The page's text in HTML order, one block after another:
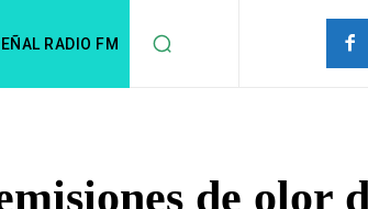
RADIO FM
de olor